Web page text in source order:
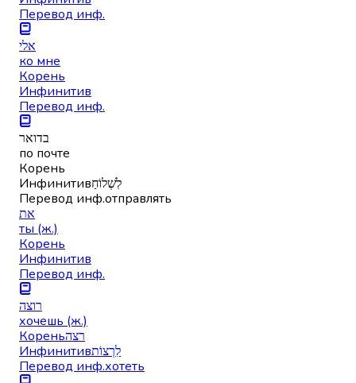
Перевод инф.
אלי
ко мне
Корень
Инфинитив
Перевод инф.
בדואר
по почте
Корень
Инфинитивלִשְׁלוֹחַ
Перевод инф.отправлять
את
ты (ж.)
Корень
Инфинитив
Перевод инф.
רוצה
хочешь (ж.)
Кореньרצה
Инфинитивלִרְצוֹת
Перевод инф.хотеть